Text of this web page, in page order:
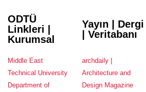
ODTÜ
Linkleri |
Kurumsal
Yayın | Dergi
| Veritabanı
Middle East
Technical University
Department of
archdaily |
Architecture and
Design Magazine